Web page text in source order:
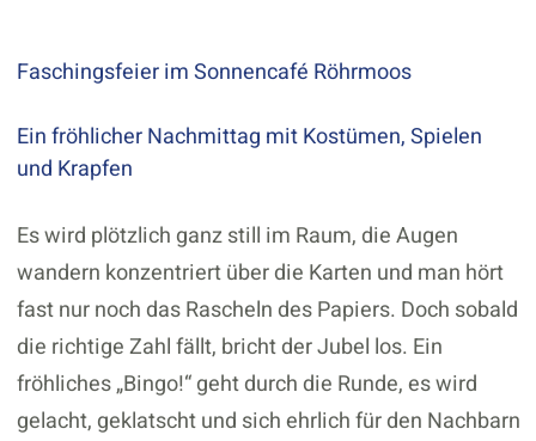
Faschingsfeier im Sonnencafé Röhrmoos
Ein fröhlicher Nachmittag mit Kostümen, Spielen
und Krapfen
Es wird plötzlich ganz still im Raum, die Augen
wandern konzentriert über die Karten und man hört
fast nur noch das Rascheln des Papiers. Doch sobald
die richtige Zahl fällt, bricht der Jubel los. Ein
fröhliches „Bingo!“ geht durch die Runde, es wird
gelacht, geklatscht und sich ehrlich für den Nachbarn